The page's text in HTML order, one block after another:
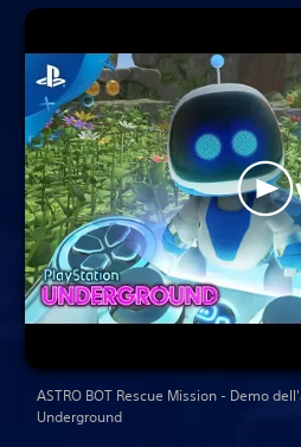
ASTRO BOT Rescue Mission - Demo
Underground